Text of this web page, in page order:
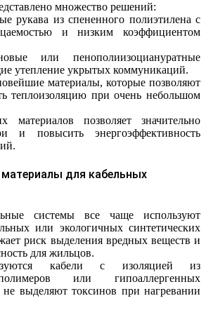
множество решений:
рукава из спененного полиэтилена с
и низким коэффициентом
или пенополиизоциануратные
утепление укрытых коммуникаций.
материалы, которые позволяют
теплоизоляцию при очень небольшом
материалов позволяет значительно
и повысить энергоэффективность
для кабельных
системы все чаще используют
или экологичных синтетических
риск выделения вредных веществ и
для жильцов.
кабели с изоляцией из
или гипоаллергенных
не выделяют токсинов при нагревании